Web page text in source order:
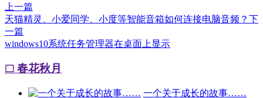
上一篇
天猫精灵、小爱同学、小度等智能音箱如何连接电脑音频？ 下
一篇
windows10系统任务管理器在桌面上显示
春花秋月
一个关于成长的故事……